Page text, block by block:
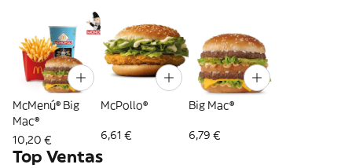
McMenú® Big
Mac®
10,20 €
McPollo®
6,61 €
Big Mac®
6,79 €
Top Ventas